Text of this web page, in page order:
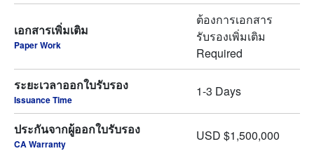
เอกสารเพิ่มเติม
Paper Work
ต้องการเอกสาร
รับรองเพิ่มเติม
Required
ระยะเวลาออกใบรับรอง
Issuance Time
1-3 Days
ประกันจากผู้ออกใบรับรอง
CA Warranty
USD $1,500,000